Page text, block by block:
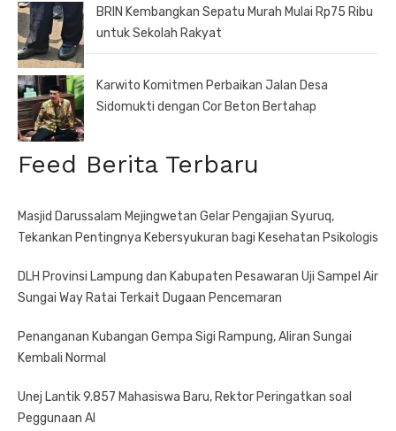
BRIN Kembangkan Sepatu Murah Mulai Rp75 Ribu
untuk Sekolah Rakyat
Karwito Komitmen Perbaikan Jalan Desa
Sidomukti dengan Cor Beton Bertahap
Feed Berita Terbaru
Masjid Darussalam Mejingwetan Gelar Pengajian Syuruq,
Tekankan Pentingnya Kebersyukuran bagi Kesehatan Psikologis
DLH Provinsi Lampung dan Kabupaten Pesawaran Uji Sampel Air
Sungai Way Ratai Terkait Dugaan Pencemaran
Penanganan Kubangan Gempa Sigi Rampung, Aliran Sungai
Kembali Normal
Unej Lantik 9.857 Mahasiswa Baru, Rektor Peringatkan soal
Peggunaan AI